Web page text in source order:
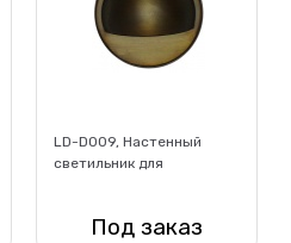
LD-D009, Настенный
светильник для
Под заказ